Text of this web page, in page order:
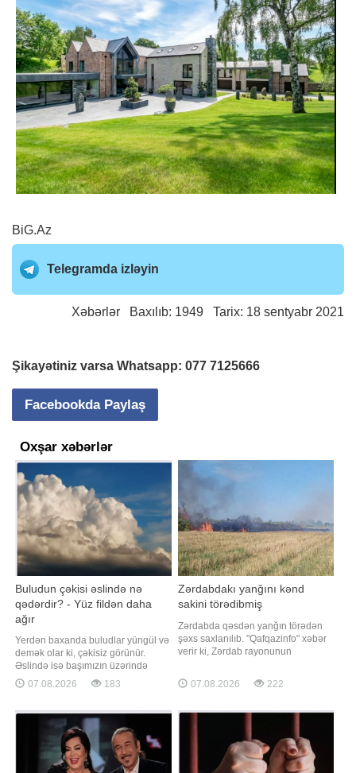
BiG.Az
Telegramda izləyin
Xəbərlər Baxılıb: 1949 Tarix: 18 sentyabr 2021
Şikayətiniz varsa Whatsapp: 077 7125666
Facebookda Paylaş
Oxşar xəbərlər
Buludun çəkisi əslində nə
qədərdir? - Yüz fildən daha
ağır
Yerdən baxanda buludlar yüngül və
demək olar ki, çəkisiz görünür.
Əslində isə başımızın üzərində
nəhəng su kütlələri hərəkət edir.
Orta ölçülü bir buludun çəkisi 500
buludlarında isə 25 milyon tona
qədər su ola bilər. Buludlar necə
yaranır?. xəbər verir ki, buludlar
okeanların
07.08.2026 183
Zərdabdakı yanğını kənd
sakini törədibmiş
Zərdabda qəsdən yanğın törədən
şəxs saxlanılıb. "Qafqazinfo" xəbər
verir ki, Zərdab rayonunun
qəsdən yanğın hadisəsi törədən
şəxs polis əməkdaşları tərəfindən
yanğının kənd sakini Ə.Quliyev
07.08.2026 222